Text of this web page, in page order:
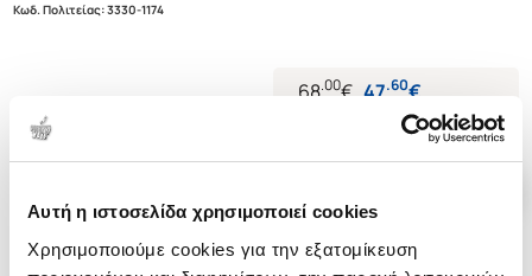
Αυτή η ιστοσελίδα χρησιμοποιεί cookies
Χρησιμοποιούμε cookies για την εξατομίκευση
ΕΠΟΧΗ ΜΕΧΡΙ ΣΗΜΕΡΑ
Κωδ. Πολιτείας:3330-1174
68.00€ 47.60€
Τιμή Πολιτείας